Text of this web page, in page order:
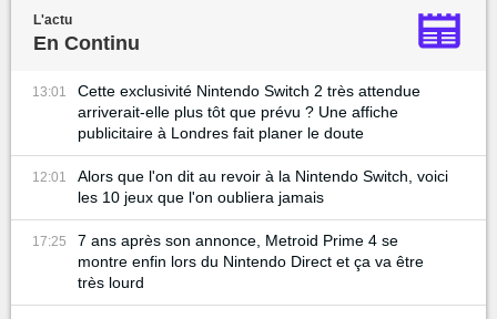
L'actu
En Continu
13:01
Cette exclusivité Nintendo Switch 2 très attendue
arriverait-elle plus tôt que prévu ? Une affiche
publicitaire à Londres fait planer le doute
12:01
Alors que l'on dit au revoir à la Nintendo Switch, voici
les 10 jeux que l'on oubliera jamais
17:25
7 ans après son annonce, Metroid Prime 4 se
montre enfin lors du Nintendo Direct et ça va être
très lourd